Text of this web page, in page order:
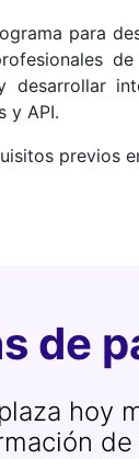
para
desarrollar
y API.
previos
de
hoy